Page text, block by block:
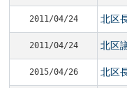
2011/04/24 北区
2011/04/24 北区
2015/04/26 北区